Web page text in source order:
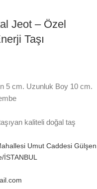
Jeot – Özel
Taşı
5 cm. Uzunluk Boy 10 cm.
kaliteli doğal taş
Umut Caddesi Gülşen
İSTANBUL